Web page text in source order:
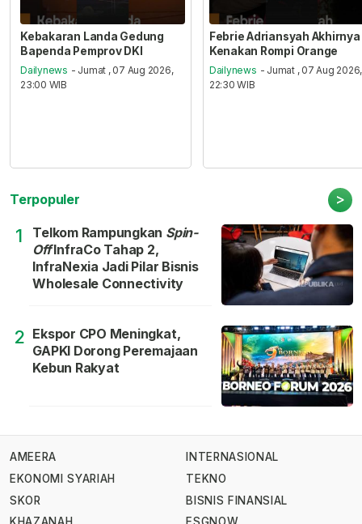
Kebakaran Landa Gedung
Bapenda Pemprov DKI
Dailynews - Jumat , 07 Aug 2026,
23:00 WIB
Febrie Adriansyah Akhirnya
Kenakan Rompi Orange
Dailynews - Jumat , 07 Aug 2026,
22:30 WIB
Terpopuler >
1 Telkom Rampungkan Spin-
OffInfraCo Tahap 2,
InfraNexia Jadi Pilar Bisnis
Wholesale Connectivity
2 Ekspor CPO Meningkat,
GAPKI Dorong Peremajaan
Kebun Rakyat
AMEERA
EKONOMI SYARIAH
SKOR
INTERNASIONAL
TEKNO
BISNIS FINANSIAL